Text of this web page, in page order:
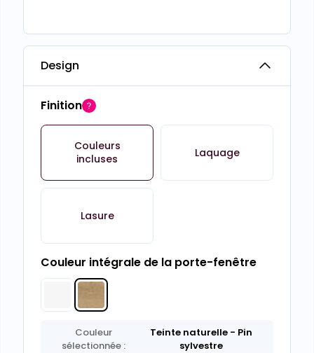
Design
Finition
Couleurs
incluses
Laquage
Lasure
Couleur intégrale de la porte-fenêtre
Couleur
sélectionnée :
Teinte naturelle - Pin
sylvestre